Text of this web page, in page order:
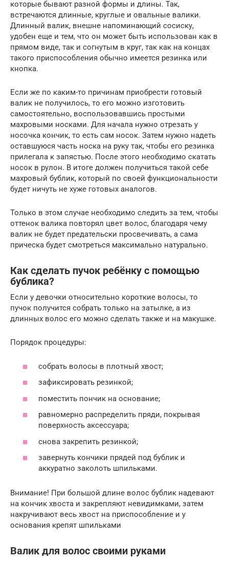
которые бывают разной формы и длины. Так,
встречаются длинные, круглые и овальные валики.
Длинный валик, внешне напоминающий сосиску,
удобен еще и тем, что он может быть использован как в
прямом виде, так и согнутым в круг, так как на концах
такого приспособления обычно имеется резинка или
кнопка.
Если же по каким-то причинам приобрести готовый
валик не получилось, то его можно изготовить
самостоятельно, воспользовавшись простыми
махровыми носками. Для начала нужно отрезать у
носочка кончик, то есть сам носок. Затем нужно надеть
оставшуюся часть носка на руку так, чтобы его резинка
прилегала к запястью. После этого необходимо скатать
носок в рулон. В итоге должен получиться такой себе
махровый бублик, который по своей функциональности
будет ничуть не хуже готовых аналогов.
Только в этом случае необходимо следить за тем, чтобы
оттенок валика повторял цвет волос, благодаря чему
валик не будет предательски просвечивать, а сама
прическа будет смотреться максимально натурально.
Как сделать пучок ребёнку с помощью
бублика?
Если у девочки относительно короткие волосы, то
пучок получится собрать только на затылке, а из
длинных волос его можно сделать также и на макушке.
Порядок процедуры:
собрать волосы в плотный хвост;
зафиксировать резинкой;
поместить пончик на основание;
равномерно распределить пряди, покрывая
поверхность аксессуара;
снова закрепить резинкой;
завернуть кончики прядей под бублик и
аккуратно заколоть шпильками.
Внимание! При большой длине волос бублик надевают
на кончик хвоста и закрепляют невидимками, затем
накручивают весь хвост на приспособление и у
основания крепят шпильками
Валик для волос своими руками